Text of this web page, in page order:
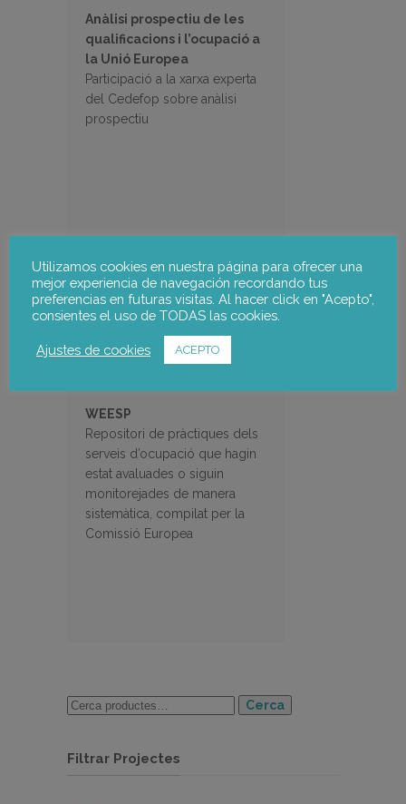
Anàlisi prospectiu de les
qualificacions i l’ocupació a
la Unió Europea
Participació a la xarxa experta
del Cedefop sobre anàlisi
prospectiu
WEESP
Repositori de pràctiques dels
serveis d’ocupació que hagin
estat avaluades o siguin
monitorejades de manera
sistemàtica, compilat per la
Comissió Europea
Cerca
Filtrar Projectes
Utilizamos cookies en nuestra página para ofrecer una
mejor experiencia de navegación recordando tus
preferencias en futuras visitas. Al hacer click en "Acepto",
consientes el uso de TODAS las cookies.
Ajustes de cookies ACEPTO